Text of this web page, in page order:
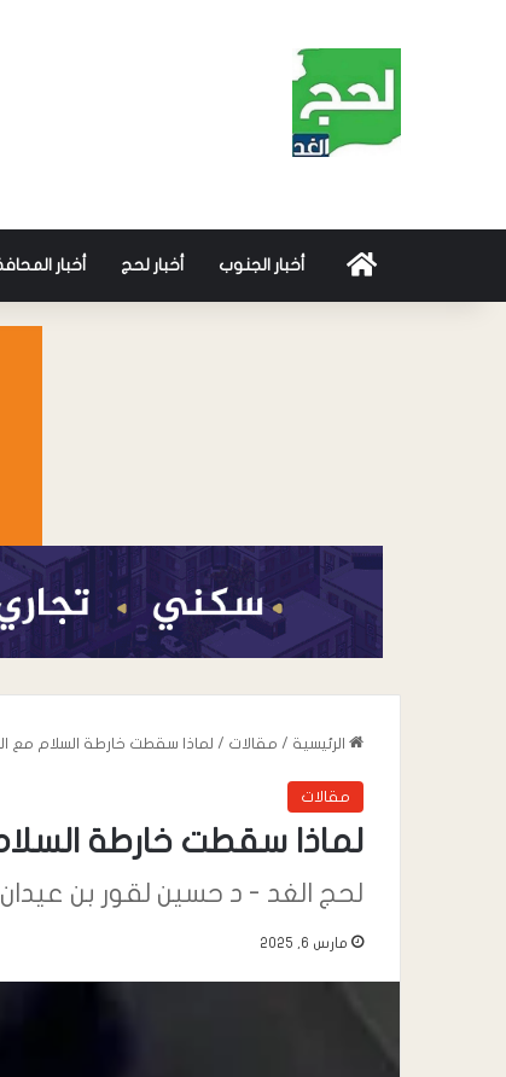
أخبار الجنوب أخبار لحج أخبار
الرئيسية / مقالات / ‏لماذا سقطت خارطة السلام مع
مقالات
‏لماذا سقطت خارطة
لحج الغد - د حسين لقور بن عيدان
مارس 6, 2025
أغسطس 7, 2026